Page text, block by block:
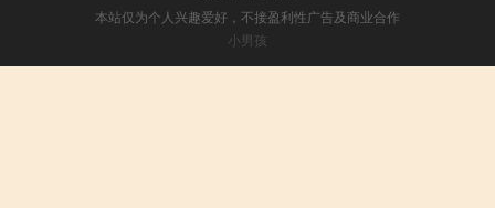
本站仅为个人兴趣爱好，不接盈利性广告及商业合作
小男孩